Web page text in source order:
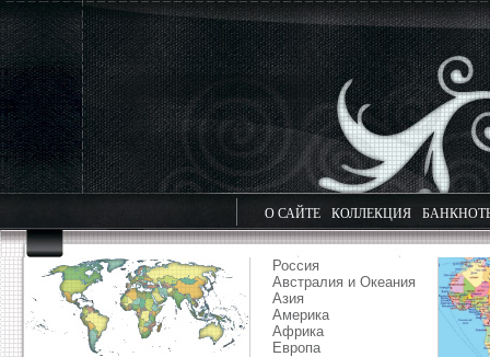
О САЙТЕ КОЛЛЕКЦИЯ
Россия
Австралия и Океания
Азия
Америка
Африка
Европа